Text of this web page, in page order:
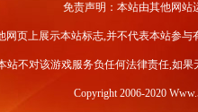
免责声明：本站由其他网站
网页上展示本站标志,并不代表本站参
站不对该游戏服务负任何法律责任,如
Copyright 2006-2020